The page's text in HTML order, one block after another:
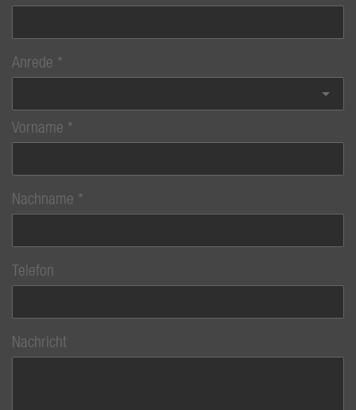
Anrede
Vorname
Nachname
Telefon
Nachricht